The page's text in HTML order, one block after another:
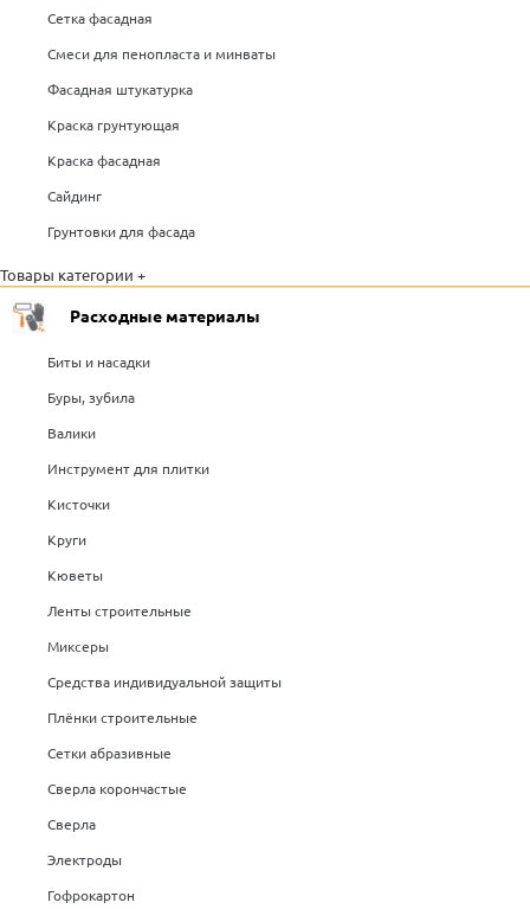
Сетка фасадная
Смеси для пенопласта и минваты
Фасадная штукатурка
Краска грунтующая
Краска фасадная
Сайдинг
Грунтовки для фасада
Товары категории +
Расходные материалы
Биты и насадки
Буры, зубила
Валики
Инструмент для плитки
Кисточки
Круги
Кюветы
Ленты строительные
Миксеры
Средства индивидуальной защиты
Плёнки строительные
Сетки абразивные
Сверла корончастые
Сверла
Электроды
Гофрокартон